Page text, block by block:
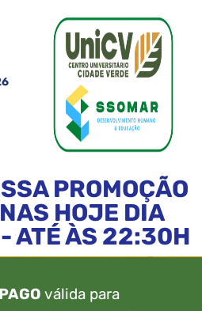
PROMOÇÃO
HOJE DIA
ATÉ ÀS 22:30H
válida para